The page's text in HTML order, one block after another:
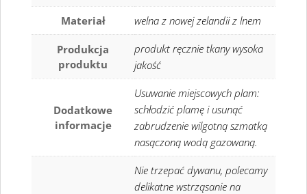
Materiał welna z nowej zelandii z lnem
Produkcja
produktu
produkt ręcznie tkany wysoka
jakość
Dodatkowe
informacje
Usuwanie miejscowych plam:
schłodzić plamę i usunąć
zabrudzenie wilgotną szmatką
nasączoną wodą gazowaną.
Nie trzepać dywanu, polecamy
delikatne wstrząsanie na